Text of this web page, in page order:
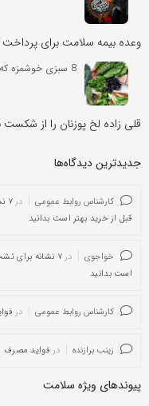
وعده بیمه سلامت برای پرداخت ۵ همت از مطالبات مراکز دولتی
8 سبزی خوشمزه که منیزیم بدن شما را شارژ می‌کنند!
قلی زاده لخ پوزنان را از
جدیدترین دیدگاه‌‌ها
کارشناس روابط عمومی در
قبل از خرید بهتر است بدانید
خواجوی در
۷ نشانه برای
است بدانید
کارشناس روابط عمومی در
زینب برازنده در فواید مصرف
پیوندهای ویژه سلامت